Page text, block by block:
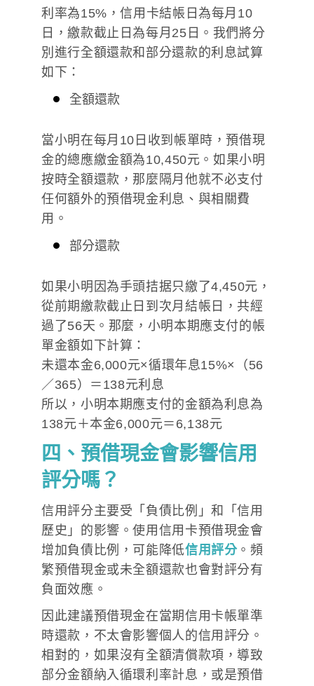
利率為15%，信用卡結帳日為每月10
日，繳款截止日為每月25日。我們將分
別進行全額還款和部分還款的利息試算
如下：
全額還款
當小明在每月10日收到帳單時，預借現
金的總應繳金額為10,450元。如果小明
按時全額還款，那麼隔月他就不必支付
任何額外的預借現金利息、與相關費
用。
部分還款
如果小明因為手頭拮据只繳了4,450元，
從前期繳款截止日到次月結帳日，共經
過了56天。那麼，小明本期應支付的帳
單金額如下計算：
未還本金6,000元×循環年息15%×（56
／365）＝138元利息
所以，小明本期應支付的金額為利息為
138元＋本金6,000元＝6,138元
四、預借現金會影響信用
評分嗎？
信用評分主要受「負債比例」和「信用
歷史」的影響。使用信用卡預借現金會
增加負債比例，可能降低信用評分。頻
繁預借現金或未全額還款也會對評分有
負面效應。
因此建議預借現金在當期信用卡帳單準
時還款，不太會影響個人的信用評分。
相對的，如果沒有全額清償款項，導致
部分金額納入循環利率計息，或是預借